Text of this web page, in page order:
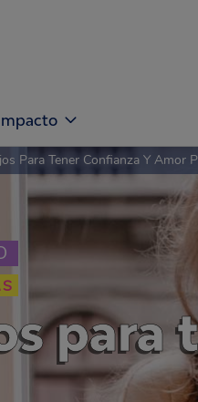
para
Para Tener Confianza Y Amor